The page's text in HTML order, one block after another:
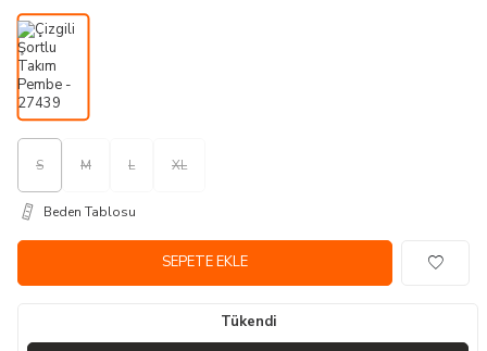
S M L XL
Beden Tablosu
SEPETE EKLE
Tükendi